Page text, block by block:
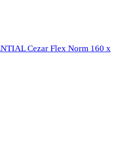
Cezar Flex Norm 160 х